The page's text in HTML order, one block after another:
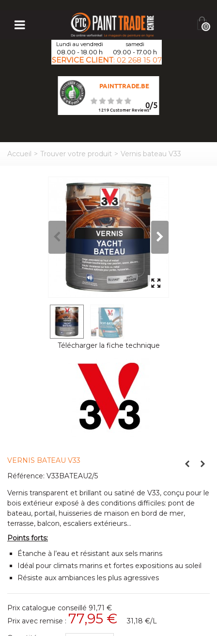
0
Lundi au vendredi
08.00 - 18.00 h
samedi
09.00 - 17.00 h
SERVICE CLIENT: 02 268 15 07
PAINTTRADE.BE
0/5
1219Customer Reviews
Accueil > Trouver votre produit > Vernis bateau V33
Télécharger la fiche technique
VERNIS BATEAU V33
Référence: V33BATEAU2/5
Vernis transparent et brillant ou satiné de V33, conçu pour le
bois extérieur exposé à des conditions difficiles: pont de
bateau, portail, huisseries de maison en bord de mer,
terrasse, balcon, escaliers extérieurs…
Points forts:
Étanche à l’eau et résistant aux sels marins
Idéal pour climats marins et fortes expositions au soleil
Résiste aux ambiances les plus agressives
Prix catalogue conseillé 91,71 €
Prix avec remise : 77,95 € 31,18 €/L